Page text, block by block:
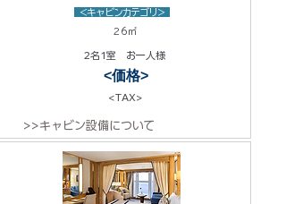
<キャビンカテゴリ>
26㎡
2名1室 お一人様
<価格>
<TAX>
>>キャビン設備について